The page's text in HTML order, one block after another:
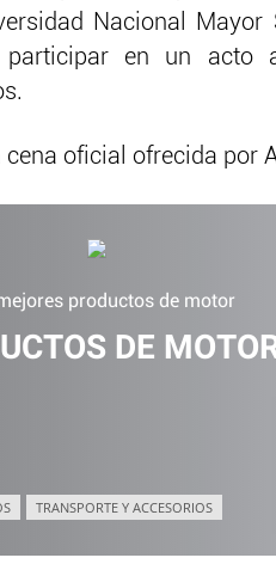
Nacional Mayor
en un acto
oficial ofrecida por
productos de motor
DE
TRANSPORTE Y ACCESORIOS